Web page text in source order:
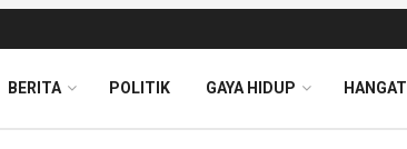
BERITA POLITIK GAYA HIDUP HANGAT